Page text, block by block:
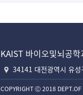
KAIST 바이오및뇌공학
34141 대전광역시 유
COPYRIGHT Ⓒ 2018 DEPT.OF